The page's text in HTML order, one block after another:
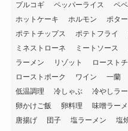
プルコギ
ペッパーライス ペ
ホットケーキ
ホルモン ポタ
ポテトチップス
ポテトフライ
ミネストローネ
ミートソース
ラーメン
リゾット ロースト
ローストポーク
ワイン 一蘭
低温調理
冷しゃぶ 冷やしラ
卵かけご飯
卵料理 味噌ラー
唐揚げ
団子 塩ラーメン 塩